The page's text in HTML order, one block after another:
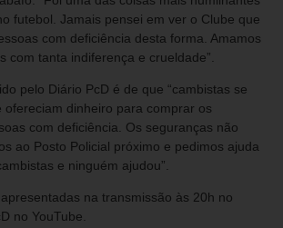
futebol. Jamais pensei em ver o Clube que
com deficiência desta forma. Amamos
com tanta indiferença e crueldade”.
pelo Diário PcD é de que “cambistas se
ofereciam dinheiro para comprar os
com deficiência. Os seguranças não
ao Posto Policial próximo e pedimos ajuda
e ninguém ajudou”.
na transmissão às 20h no
no YouTube.